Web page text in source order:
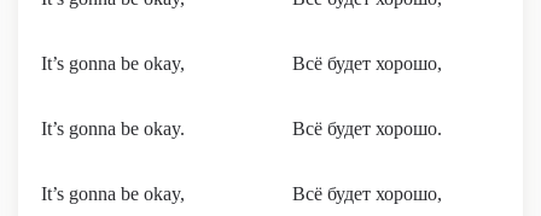
It’s gonna be okay, Всё будет хорошо,
It’s gonna be okay. Всё будет хорошо.
It’s gonna be okay, Всё будет хорошо,